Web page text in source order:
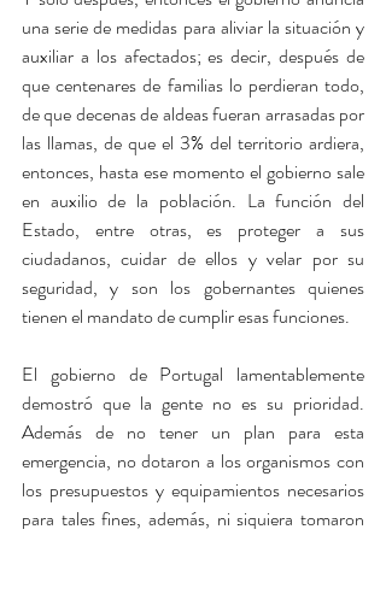
una serie de medidas para aliviar la situación y
auxiliar a los afectados; es decir, después de
que centenares de familias lo perdieran todo,
de que decenas de aldeas fueran arrasadas por
las llamas, de que el 3% del territorio ardiera,
entonces, hasta ese momento el gobierno sale
en auxilio de la población. La función del
Estado, entre otras, es proteger a sus
ciudadanos, cuidar de ellos y velar por su
seguridad, y son los gobernantes quienes
tienen el mandato de cumplir esas funciones.
El gobierno de Portugal lamentablemente
demostró que la gente no es su prioridad.
Además de no tener un plan para esta
emergencia, no dotaron a los organismos con
los presupuestos y equipamientos necesarios
para tales fines, además, ni siquiera tomaron